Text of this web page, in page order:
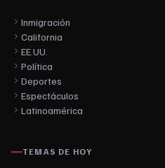
Inmigración
California
EE.UU.
Política
Deportes
Espectáculos
Latinoamérica
TEMAS DE HOY